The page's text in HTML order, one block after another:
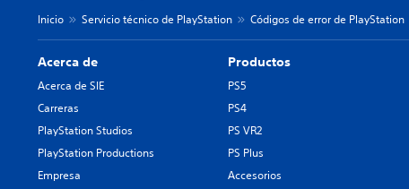
Inicio Servicio técnico de PlayStation Códigos de error de PlayStation
Acerca de
Acerca de SIE
Carreras
PlayStation Studios
PlayStation Productions
Empresa
Productos
PS5
PS4
PS VR2
PS Plus
Accesorios